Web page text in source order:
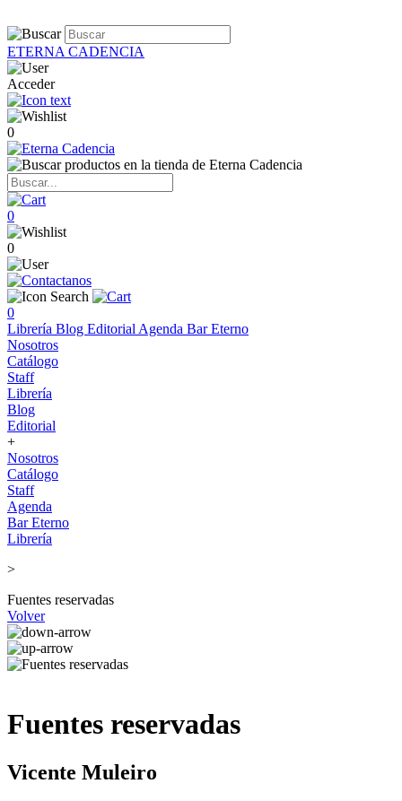
ETERNA CADENCIA
Acceder
0
0
0
0
Librería Blog Editorial Agenda Bar Eterno
Nosotros
Catálogo
Staff
Librería
Blog
Editorial
+
Nosotros
Catálogo
Staff
Agenda
Bar Eterno
Librería
>
Fuentes reservadas
Volver
Fuentes reservadas
Vicente Muleiro